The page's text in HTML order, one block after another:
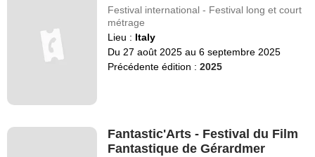
Festival international - Festival long et court
métrage
Lieu : Italy
Du 27 août 2025 au 6 septembre 2025
Précédente édition :2025
Fantastic'Arts - Festival du Film
Fantastique de Gérardmer